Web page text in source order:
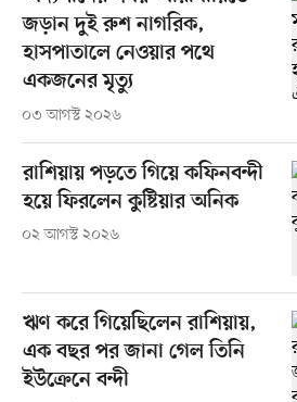
জড়ান দুই রুশ নাগরিক,
হাসপাতালে নেওয়ার পথে
একজনের মৃত্যু
০৩ আগস্ট ২০২৬
রাশিয়ায় পড়তে গিয়ে কফিনবন্দী
হয়ে ফিরলেন কুষ্টিয়ার অনিক
০২ আগস্ট ২০২৬
ঋণ করে গিয়েছিলেন রাশিয়ায়,
এক বছর পর জানা গেল তিনি
ইউক্রেনে বন্দী